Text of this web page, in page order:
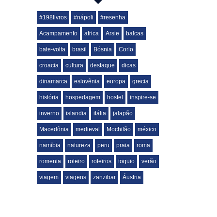
#198livros #nápoli #resenha
Acampamento africa Arsie balcas
bate-volta brasil Bósnia Corlo
croacia cultura destaque dicas
dinamarca eslovênia europa grecia
história hospedagem hostel inspire-se
inverno islandia itália jalapão
Macedônia medieval Mochilão méxico
namíbia natureza peru praia roma
romenia roteiro roteiros toquio verão
viagem viagens zanzibar Áustria